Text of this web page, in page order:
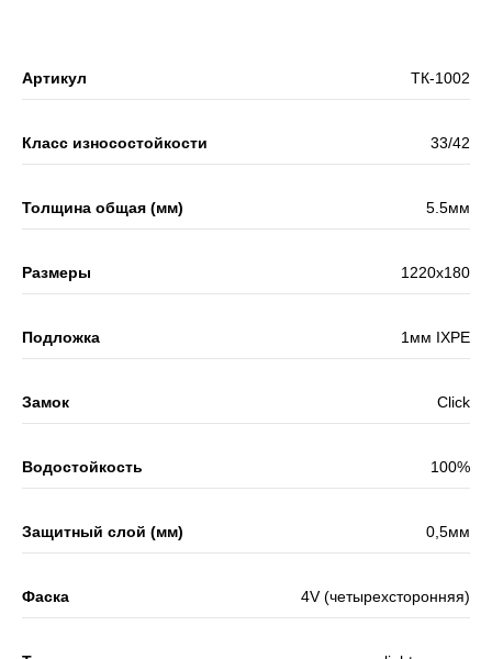
Артикул ТК-1002
Класс износостойкости 33/42
Толщина общая (мм) 5.5мм
Размеры 1220x180
Подложка 1мм IXPE
Замок Click
Водостойкость 100%
Защитный слой (мм) 0,5мм
Фаска 4V (четырехсторонняя)